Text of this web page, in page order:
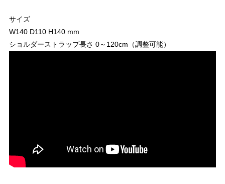
サイズ
W140 D110 H140 mm
ショルダーストラップ長さ 0～120cm（調整可能）